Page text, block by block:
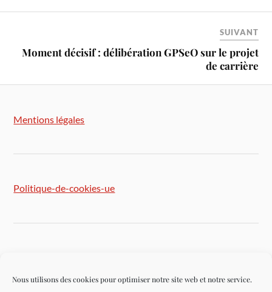
Nous utilisons des cookies pour optimiser notre site web et notre service.
SUIVANT
Moment décisif : délibération GPSeO sur le projet
de carrière
Mentions légales
Politique-de-cookies-ue